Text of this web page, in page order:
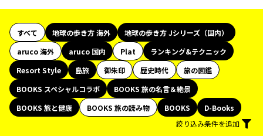
すべて 地球の歩き方 海外
地球の歩き方 Jシリーズ（国内）
aruco 海外
aruco 国内 Plat
ランキング&テクニック
Resort Style
島旅 御朱印 歴史時代
旅の図鑑
BOOKS スペシャルコラボ
BOOKS 旅の名言＆絶景
BOOKS 旅と健康
BOOKS 旅の読み物 BOOKS
D-Books
絞り込み条件を追加